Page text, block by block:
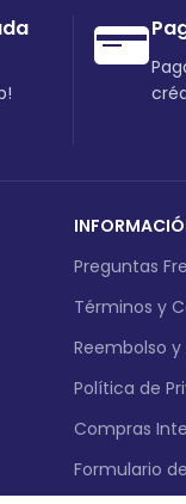
Preguntas
Términos y
Reembolso
Política de
Compras
Formulario